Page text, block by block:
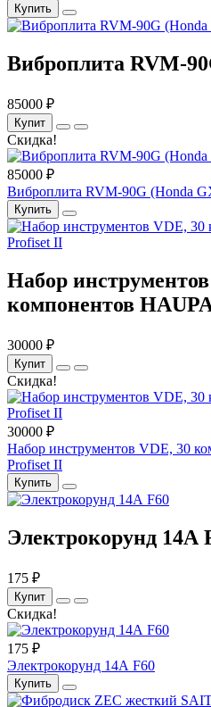
Купить
Виброплита RVM-
85000 ₽
Купит
Скидка!
85000 ₽
Виброплита RVM-90G (Honda
Купить
Набор
компонентов
30000 ₽
Купит
Скидка!
30000 ₽
Набор инструментов VDE, 30
Profiset II
Купить
Электрокорунд 14А
175 ₽
Купит
Скидка!
175 ₽
Электрокорунд 14А F60
Купить